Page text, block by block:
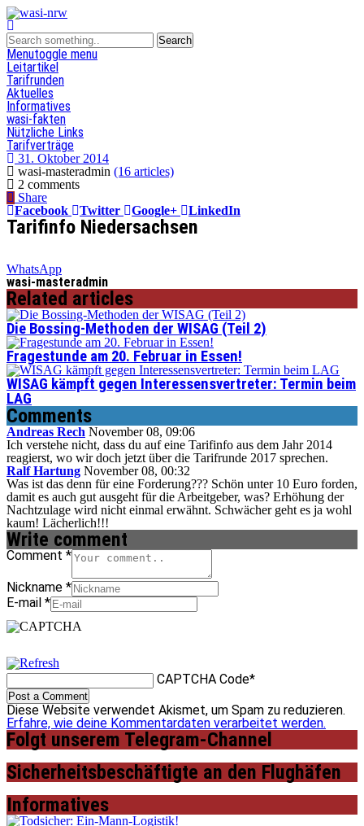
Menutoggle menu
Leitartikel
Tarifrunden
Aktuelles
Informatives
wasi-fakten
Nützliche Links
Tarifverträge
31. Oktober 2014
wasi-masteradmin (16 articles)
2 comments
Share
Facebook
Twitter Google+ LinkedIn
Tarifinfo Niedersachsen
WhatsApp
wasi-masteradmin
Related articles
Die Bossing-Methoden der WISAG (Teil 2)
Fragestunde am 20. Februar in Essen!
WISAG kämpft gegen Interessensvertreter: Termin beim
LAG
Comments
Andreas Rech November 08, 09:06
Ich verstehe nicht, dass du auf eine Tarifinfo aus dem Jahr 2014
reagierst, wo wir doch jetzt über die Tarifrunde 2017 sprechen.
Ralf Hartung November 08, 00:32
Was ist das denn für eine Forderung??? Schön unter 10 Euro forden,
damit es auch gut ausgeht für die Arbeitgeber, was? Erhöhung der
Nachtzulage wird nicht einmal erwähnt. Schwächer geht es ja wohl
kaum! Lächerlich!!!
Write comment
Comment *
Nickname *
E-mail *
CAPTCHA Code*
Diese Website verwendet Akismet, um Spam zu reduzieren.
Erfahre, wie deine Kommentardaten verarbeitet werden.
Folgt unserem Telegram-Channel
Sicherheitsbeschäftigte an den Flughäfen
Informatives